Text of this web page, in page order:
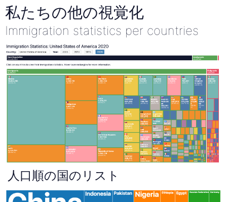
私たちの他の視覚化
Immigration statistics per countries
人口順の国のリスト